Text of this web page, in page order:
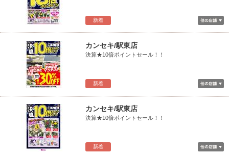
新着
新着
カンセキ/駅東店
決算★10倍ポイントセール！！
新着
カンセキ/駅東店
決算★10倍ポイントセール！！